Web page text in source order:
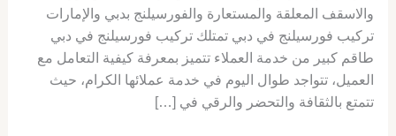
والاسقف المعلقة والمستعارة والفورسيلنج بدبي والإمارات
تركيب فورسيلنج في دبي تمتلك تركيب فورسيلنج في دبي
طاقم كبير من خدمة العملاء تتميز بمعرفة كيفية التعامل مع
العميل، تتواجد طوال اليوم في خدمة عملائها الكرام، حيث
تتمتع بالثقافة والتحضر والرقي في […]